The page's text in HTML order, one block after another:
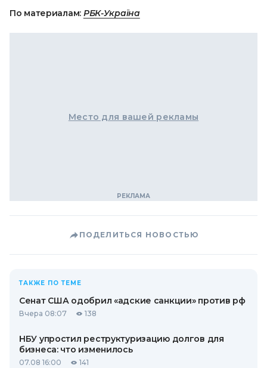
По материалам: РБК-Україна
Место для вашей рекламы
ПОДЕЛИТЬСЯ НОВОСТЬЮ
ТАКЖЕ ПО ТЕМЕ
Сенат США одобрил «адские санкции» против рф
Вчера 08:07 138
НБУ упростил реструктуризацию долгов для
бизнеса: что изменилось
07.08 16:00 141